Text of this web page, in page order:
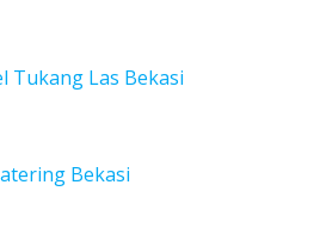
Tukang Las Bekasi
Bekasi